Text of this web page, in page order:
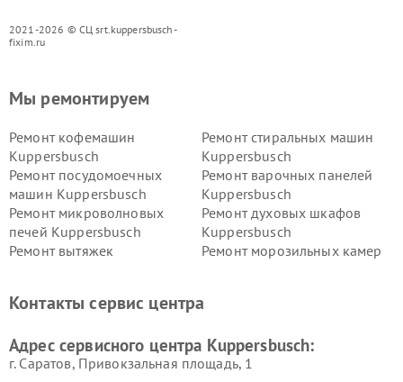
2021-2026 © СЦ srt.kuppersbusch-
fixim.ru
Мы ремонтируем
Ремонт кофемашин
Kuppersbusch
Ремонт стиральных машин
Kuppersbusch
Ремонт посудомоечных
машин Kuppersbusch
Ремонт варочных панелей
Kuppersbusch
Ремонт микроволновых
печей Kuppersbusch
Ремонт духовых шкафов
Kuppersbusch
Ремонт вытяжек
Ремонт морозильных камер
Kuppersbusch
вакуумных упаковщиков
Ремонт сушильных машин Kuppersbusch
Контакты сервис центра
Адрес сервисного центра Kuppersbusch:
г. Саратов, Привокзальная площадь, 1